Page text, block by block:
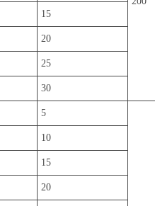
15
20
25
30
5
10
15
20